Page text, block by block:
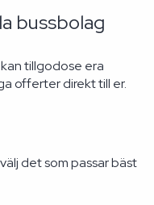
bussbolag
tillgodose era
offerter direkt till er.
det som passar bäst